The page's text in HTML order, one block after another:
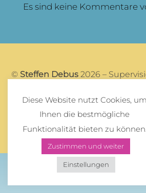
Es sind keine Kommentare
© Steffen Debus 2026 –
Mail:post@steffendebus.de/
Datenschutz
Diese Website nutzt Cookies, um
Ihnen die bestmögliche
Funktionalität bieten zu können.
Zustimmen und weiter
Einstellungen